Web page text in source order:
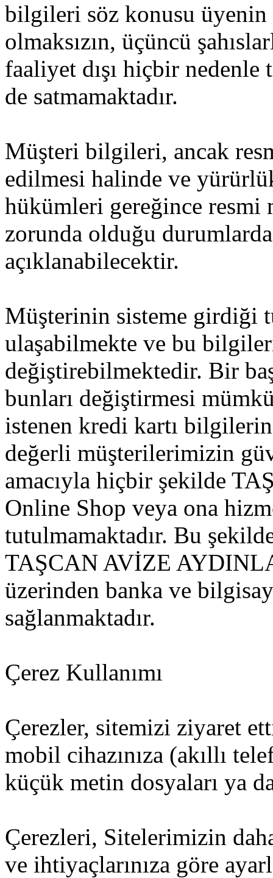
bilgileri söz konusu üyenin
olmaksızın, üçüncü
faaliyet dışı hiçbir
de satmamaktadır.
Müşteri bilgileri, ancak
edilmesi halinde ve
hükümleri gereğince resmi
zorunda olduğu
açıklanabilecektir.
Müşterinin sisteme girdiği
ulaşabilmekte ve bu
değiştirebilmektedir. Bir
bunları değiştirmesi
istenen kredi kartı
değerli müşterilerimizin
amacıyla hiçbir şekilde
Online Shop veya ona
tutulmamaktadır. Bu
TAŞCAN AVİZE
üzerinden banka ve
sağlanmaktadır.
Çerez Kullanımı
Çerezler, sitemizi ziyaret
mobil cihazınıza (akıllı
küçük metin dosyaları ya
Çerezleri, Sitelerimizin
ve ihtiyaçlarınıza göre